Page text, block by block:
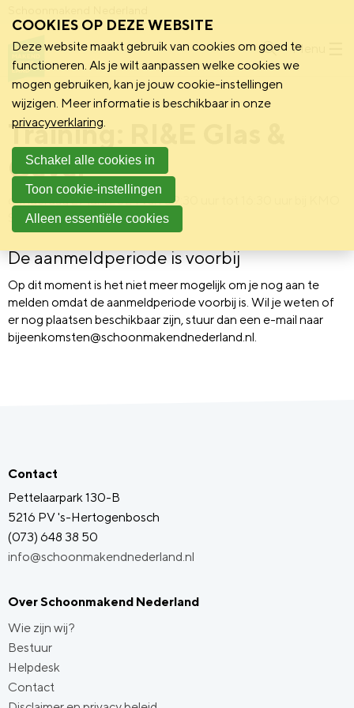
Menu
Training: RI&E Glas &
Gevel
donderdag 27 juni 2024 van 09:30 uur tot 16:30 uur
Solutions
De aanmeldperiode is voorbij
Op dit moment is het niet meer mogelijk om je nog aan te
melden omdat de aanmeldperiode voorbij is. Wil je weten of
er nog plaatsen beschikbaar zijn, stuur dan een e-mail naar
bijeenkomsten@schoonmakendnederland.nl.
Contact
Pettelaarpark 130-B
5216 PV 's-Hertogenbosch
(073) 648 38 50
info@schoonmakendnederland.nl
Over Schoonmakend Nederland
Wie zijn wij?
Bestuur
Helpdesk
Contact
COOKIES OP DEZE WEBSITE
Deze website maakt gebruik van cookies om goed te
functioneren. Als je wilt aanpassen welke cookies we
mogen gebruiken, kan je jouw cookie-instellingen
wijzigen. Meer informatie is beschikbaar in onze
privacyverklaring.
Schakel alle cookies in
Toon cookie-instellingen
Alleen essentiële cookies